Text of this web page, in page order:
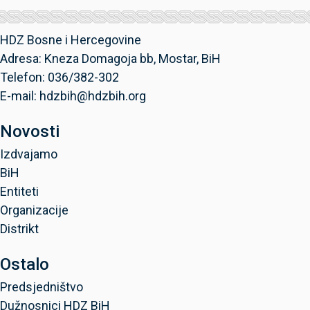
HDZ Bosne i Hercegovine
Adresa: Kneza Domagoja bb, Mostar, BiH
Telefon: 036/382-302
E-mail: hdzbih@hdzbih.org
Novosti
Izdvajamo
BiH
Entiteti
Organizacije
Distrikt
Ostalo
Predsjedništvo
Dužnosnici HDZ BiH